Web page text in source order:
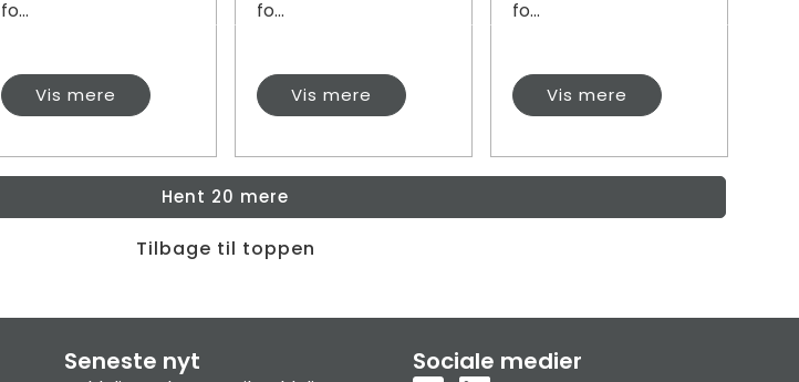
fo...
Vis mere
fo...
Vis mere
fo...
Vis mere
Hent 20 mere
Tilbage til toppen
Seneste nyt Sociale medier